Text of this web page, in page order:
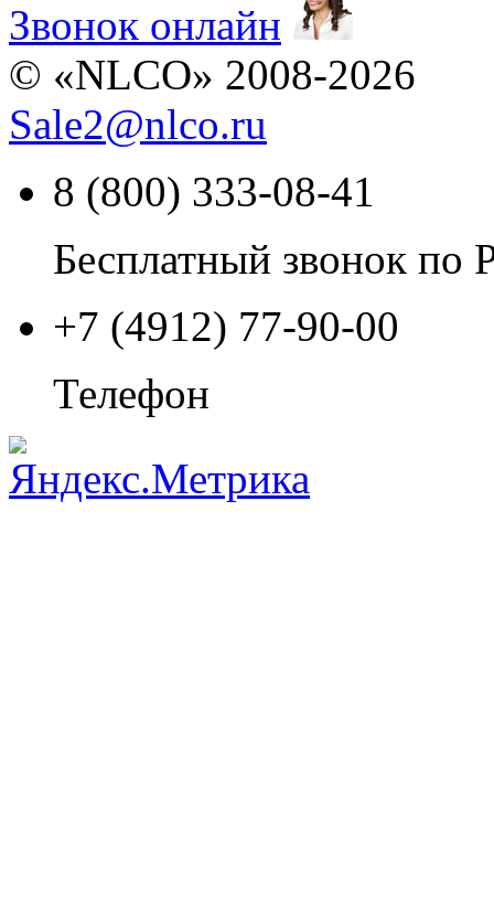
Звонок онлайн
© «NLCO» 2008-2026
Sale2@nlco.ru
8 (800) 333-08-41
Бесплатный звонок по
+7 (4912) 77-90-00
Телефон